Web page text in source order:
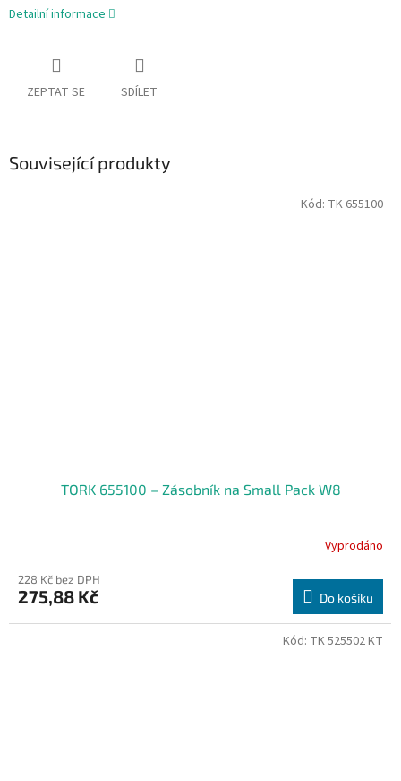
Detailní informace
ZEPTAT SE SDÍLET
Související produkty
TORK 655100 – Zásobník na Small Pack W8
Vyprodáno
228 Kč bez DPH
275,88 Kč Do košíku
Kód: TK 655100
Kód: TK 525502 KT